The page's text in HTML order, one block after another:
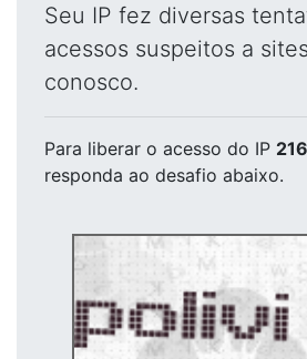
Seu IP fez diversas
acessos suspeitos a
conosco.
Para liberar o acesso do IP
responda ao desafio abaixo.